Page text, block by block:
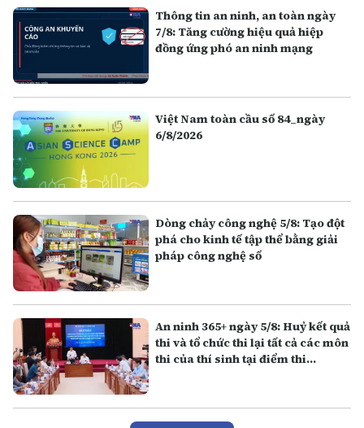
Thông tin an ninh, an toàn ngày
7/8: Tăng cường hiệu quả hiệp
đồng ứng phó an ninh mạng
Việt Nam toàn cầu số 84_ngày
6/8/2026
Dòng chảy công nghệ 5/8: Tạo đột
phá cho kinh tế tập thể bằng giải
pháp công nghệ số
An ninh 365+ ngày 5/8: Huỷ kết quả
thi và tổ chức thi lại tất cả các môn
thi của thí sinh tại điểm thi